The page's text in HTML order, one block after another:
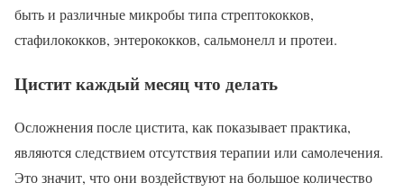
быть и различные микробы типа стрептококков,
стафилококков, энтерококков, сальмонелл и протеи.
Цистит каждый месяц что делать
Осложнения после цистита, как показывает практика,
являются следствием отсутствия терапии или самолечения.
Это значит, что они воздействуют на большое количество